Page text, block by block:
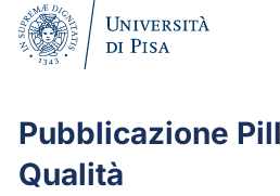
Pubblicazione
Qualità